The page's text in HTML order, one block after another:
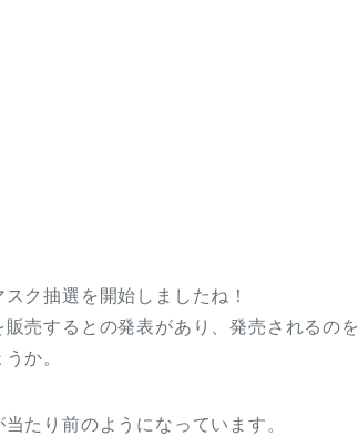
ク抽選を開始しましたね！
売するとの発表があり、発売されるのを
か。
たり前のようになっています。